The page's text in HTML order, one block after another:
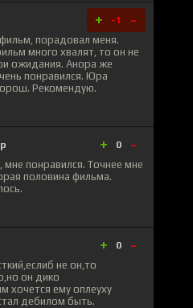
+ -1 -
порадовал меня.
много хвалят, то он не
ожидания. Анора же
понравился. Юра
Рекомендую.
+ 0 -
мне понравился. Точнее мне
половина фильма.
+ 0 -
не он,то
он дико
хочется ему оплеуху
дебилом быть.